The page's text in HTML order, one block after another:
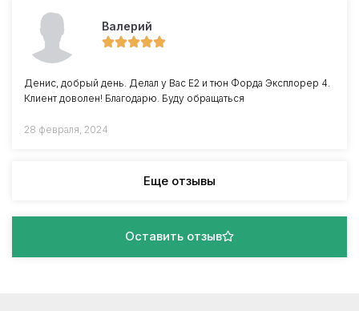
Валерий
Денис, добрый день. Делал у Вас Е2 и тюн Форда Эксплорер 4.
Клиент доволен! Благодарю. Буду обращаться
28 февраля, 2024
Еще отзывы
Оставить отзыв